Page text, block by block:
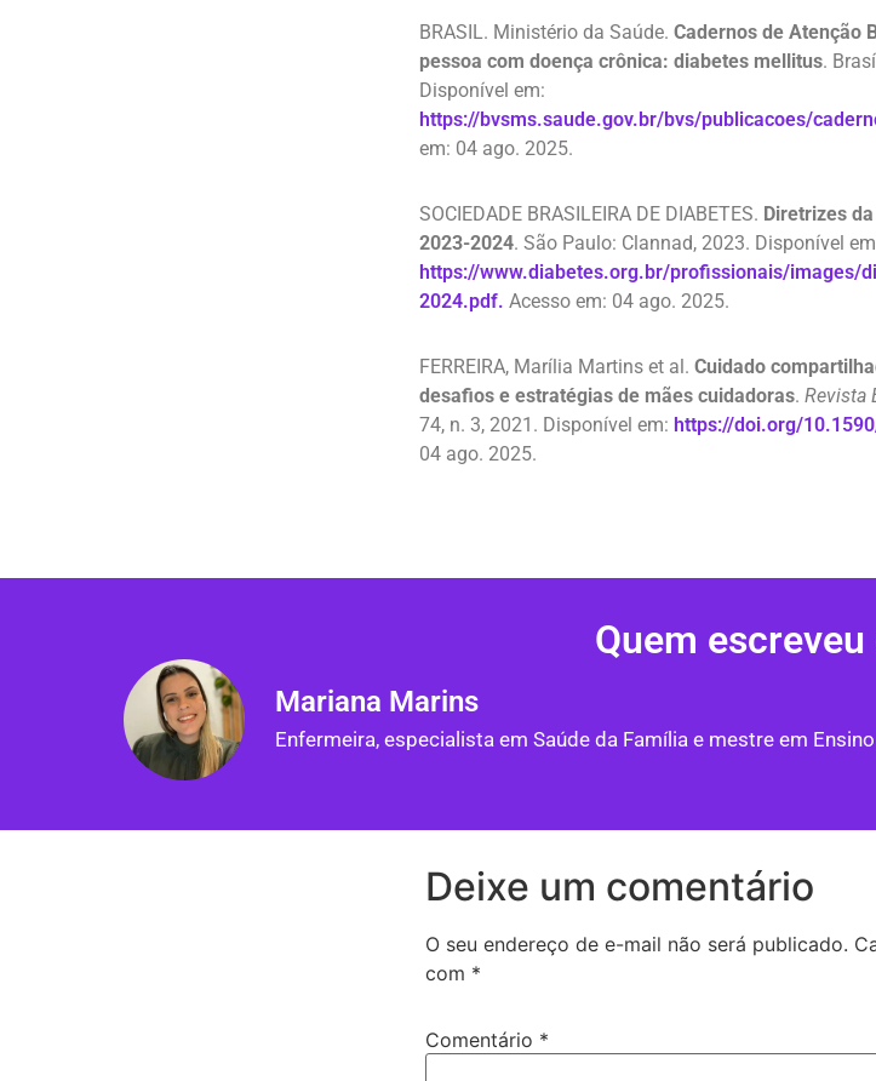
BRASIL. Ministério da Saúde. Cadernos de Atenção
pessoa com doença crônica: diabetes mellitus.
Disponível em:
https://bvsms.saude.gov.br/bvs/publicacoes/
em: 04 ago. 2025.
SOCIEDADE BRASILEIRA DE DIABETES. Diretrizes
2023-2024. São Paulo: Clannad, 2023. Disponível
https://www.diabetes.org.br/profissionais/images/
2024.pdf. Acesso em: 04 ago. 2025.
FERREIRA, Marília Martins et al. Cuidado
desafios e estratégias de mães cuidadoras. Revista
74, n. 3, 2021. Disponível em: https://doi.org/
04 ago. 2025.
Quem
Mariana Marins
Enfermeira, especialista em Saúde da Família e mestre em
Deixe um comentário
O seu endereço de e-mail não será publicado.
com *
Comentário *